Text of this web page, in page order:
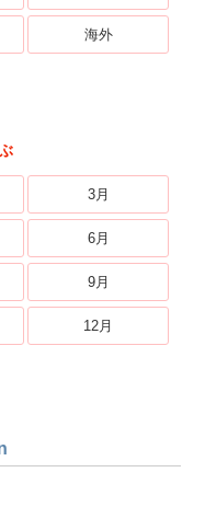
海外
3月
6月
9月
12月